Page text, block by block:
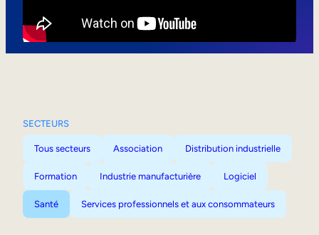
SECTEURS
Tous secteurs Association Distribution industrielle
Formation Industrie manufacturière Logiciel
Santé Services professionnels et aux consommateurs